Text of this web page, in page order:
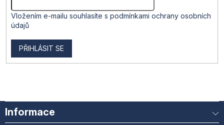
Vložením e-mailu souhlasíte s podmínkami ochrany osobních
údajů
PŘIHLÁSIT SE
Informace